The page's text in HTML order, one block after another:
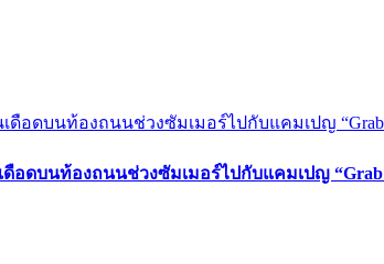
ดบนท้องถนนช่วงซัมเมอร์ไปกับแคมเปญ “Grab